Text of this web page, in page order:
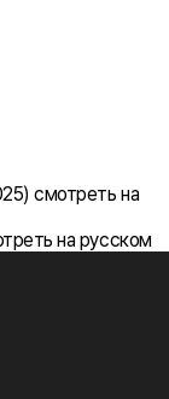
смотреть на
на русском